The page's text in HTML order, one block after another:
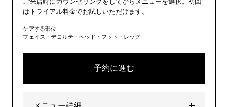
はトライアル料金でお試しいただけます。
ケアする部位
フェイス・デコルテ・ヘッド・フット・レッグ
予約に進む